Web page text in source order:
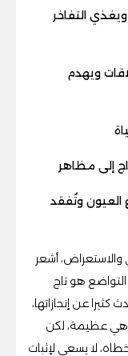
التفاخر
ويهدم
إلى مظاهر
العيون وتُفقد
أشعر
هو تاج
عن إنجازاتها،
هي عظيمة، لكن
لا يسعى لإثبات